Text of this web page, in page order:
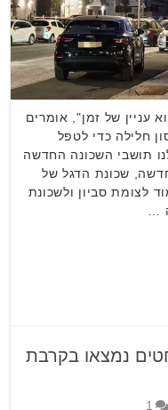
עניין של זמן", אומרים
חלילה כדי לטפל
תושבי השכונה החדשה
שכונת הדגל של
לצומת סביון ולשכונת
…
נמצאו בקרבת
1